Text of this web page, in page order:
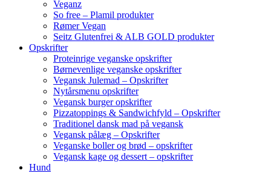
Veganz
So free – Plamil produkter
Rømer Vegan
Seitz Glutenfrei & ALB GOLD produkter
Opskrifter
Proteinrige veganske opskrifter
Børnevenlige veganske opskrifter
Vegansk Julemad – Opskrifter
Nytårsmenu opskrifter
Vegansk burger opskrifter
Pizzatoppings & Sandwichfyld – Opskrifter
Traditionel dansk mad på vegansk
Vegansk pålæg – Opskrifter
Veganske boller og brød – opskrifter
Vegansk kage og dessert – opskrifter
Hund